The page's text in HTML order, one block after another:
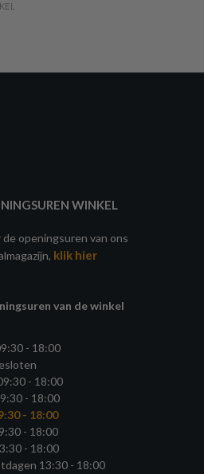
WINKEL
de openingsuren van ons
klik hier
van de winkel
- 18:00
- 18:00
- 18:00
- 18:00
- 18:00
- 18:00
13:30 - 18:00